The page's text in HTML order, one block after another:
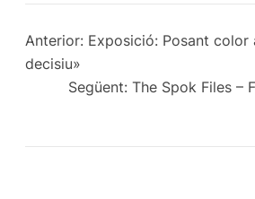
Anterior: Exposició: Posant color
decisiu»
Següent: The Spok Files –